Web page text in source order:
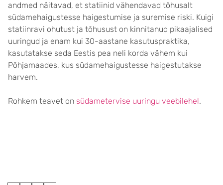
andmed näitavad, et statiinid vähendavad tõhusalt
südamehaigustesse haigestumise ja suremise riski. Kuigi
statiinravi ohutust ja tõhusust on kinnitanud pikaajalised
uuringud ja enam kui 30-aastane kasutuspraktika,
kasutatakse seda Eestis pea neli korda vähem kui
Põhjamaades, kus südamehaigustesse haigestutakse
harvem.
Rohkem teavet on südametervise uuringu veebilehel.